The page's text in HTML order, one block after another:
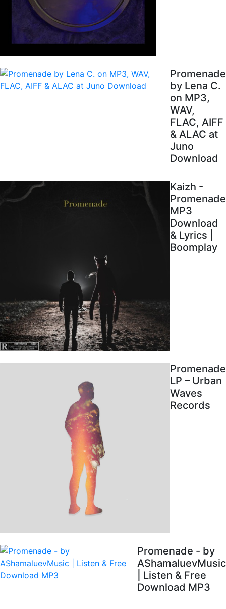
Promenade
by Lena C.
on MP3,
WAV,
FLAC, AIFF
& ALAC at
Juno
Download
Kaizh -
Promenade
MP3
Download
& Lyrics |
Boomplay
Promenade
LP – Urban
Waves
Records
Promenade - by
AShamaluevMusic
| Listen & Free
Download MP3